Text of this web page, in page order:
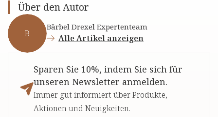
Über den Autor
B
Bärbel Drexel Expertenteam
Alle Artikel anzeigen
Sparen Sie 10%, indem Sie sich für
unseren Newsletter anmelden.
Immer gut informiert über Produkte,
Aktionen und Neuigkeiten.